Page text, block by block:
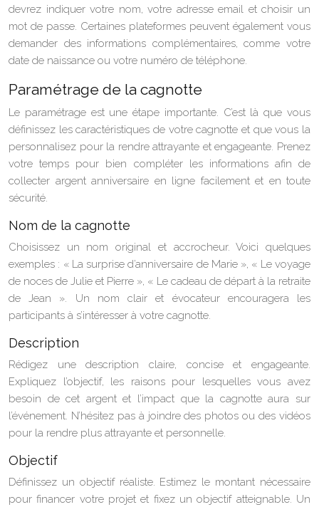
devrez indiquer votre nom, votre adresse email et choisir un
mot de passe. Certaines plateformes peuvent également vous
demander des informations complémentaires, comme votre
date de naissance ou votre numéro de téléphone.
Paramétrage de la cagnotte
Le paramétrage est une étape importante. C’est là que vous
définissez les caractéristiques de votre cagnotte et que vous la
personnalisez pour la rendre attrayante et engageante. Prenez
votre temps pour bien compléter les informations afin de
collecter argent anniversaire en ligne facilement et en toute
sécurité.
Nom de la cagnotte
Choisissez un nom original et accrocheur. Voici quelques
exemples : « La surprise d’anniversaire de Marie », « Le voyage
de noces de Julie et Pierre », « Le cadeau de départ à la retraite
de Jean ». Un nom clair et évocateur encouragera les
participants à s’intéresser à votre cagnotte.
Description
Rédigez une description claire, concise et engageante.
Expliquez l’objectif, les raisons pour lesquelles vous avez
besoin de cet argent et l’impact que la cagnotte aura sur
l’événement. N’hésitez pas à joindre des photos ou des vidéos
pour la rendre plus attrayante et personnelle.
Objectif
Définissez un objectif réaliste. Estimez le montant nécessaire
pour financer votre projet et fixez un objectif atteignable. Un